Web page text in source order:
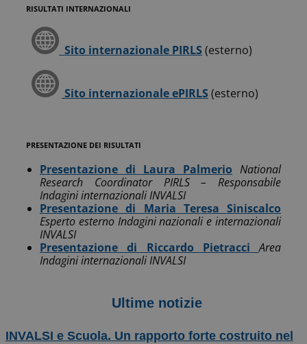
RISULTATI INTERNAZIONALI
Sito internazionale PIRLS (esterno)
Sito internazionale ePIRLS (esterno)
PRESENTAZIONE DEI RISULTATI
Presentazione di Laura Palmerio National
Research Coordinator PIRLS – Responsabile
Indagini internazionali INVALSI
Presentazione di Maria Teresa Siniscalco
Esperto esterno Indagini nazionali e internazionali
INVALSI
Presentazione di Riccardo Pietracci
Area
Indagini internazionali INVALSI
Ultime notizie
INVALSI e Scuola. Un rapporto forte costruito nel